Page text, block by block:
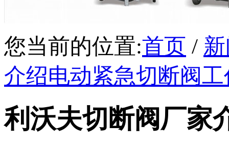
您当前的位置:首页 /
介绍电动紧急切断阀
利沃夫切断阀厂家